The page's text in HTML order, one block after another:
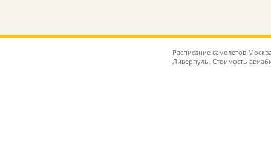
Расписание самолетов
Ливерпуль. Стоимость